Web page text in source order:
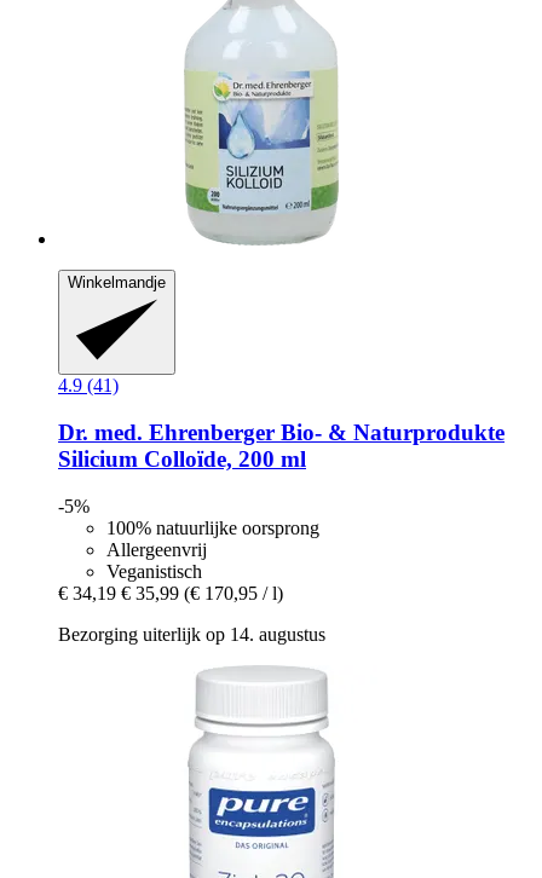
Winkelmandje
4.9 (41)
Dr. med. Ehrenberger Bio- & Naturprodukte
Silicium Colloïde, 200 ml
-5%
100% natuurlijke oorsprong
Allergeenvrij
Veganistisch
€ 34,19 € 35,99 (€ 170,95 / l)
Bezorging uiterlijk op 14. augustus